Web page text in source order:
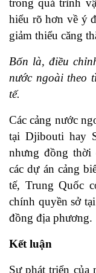
trong quá trình
hiểu rõ hơn về ý
giảm thiểu căng
Bốn là, điều
nước ngoài theo
tế.
Các cảng nước
tại Djibouti hay
nhưng đồng thời
các dự án cảng
tế, Trung Quốc
chính quyền sở
đồng địa phương.
Kết luận
Sự phát triển của